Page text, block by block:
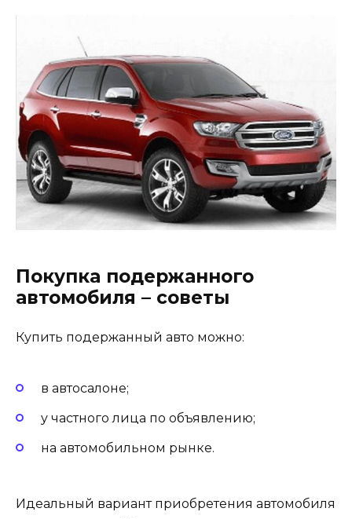
Покупка подержанного
автомобиля – советы
Купить подержанный авто можно:
в автосалоне;
у частного лица по объявлению;
на автомобильном рынке.
Идеальный вариант приобретения автомобиля